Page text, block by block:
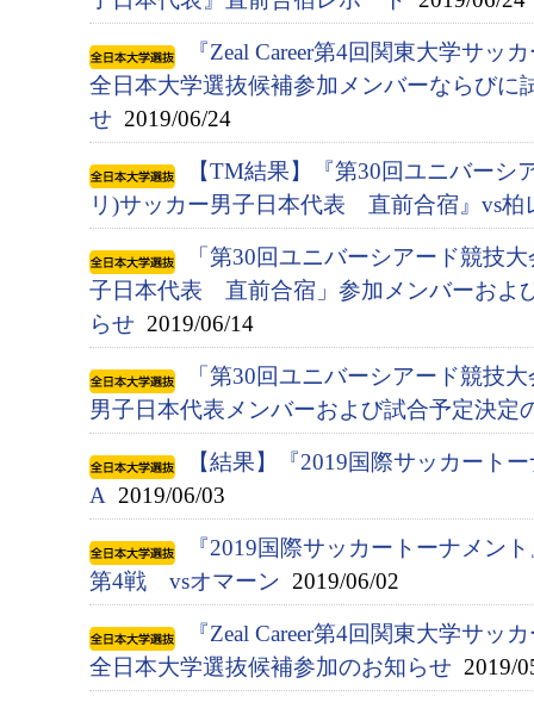
『Zeal Career第4回関東大学サ
全日本大学選抜候補参加メンバーならびに
せ 2019/06/24
【TM結果】『第30回ユニバーシ
リ)サッカー男子日本代表 直前合宿』vs柏
「第30回ユニバーシアード競技
子日本代表 直前合宿」参加メンバーおよ
らせ 2019/06/14
「第30回ユニバーシアード競技
男子日本代表メンバーおよび試合予定決定
【結果】『2019国際サッカート
A 2019/06/03
『2019国際サッカートーナメン
第4戦 vsオマーン 2019/06/02
『Zeal Career第4回関東大学サ
全日本大学選抜候補参加のお知らせ 2019/